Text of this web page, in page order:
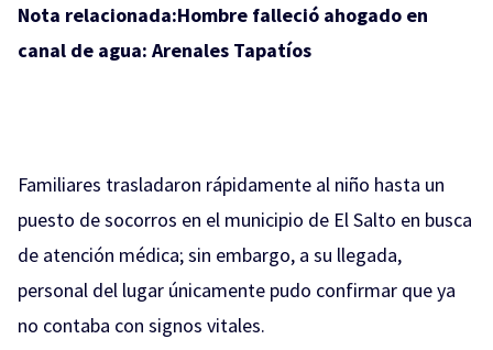
Nota relacionada:Hombre falleció ahogado en
canal de agua: Arenales Tapatíos
Familiares trasladaron rápidamente al niño hasta un
puesto de socorros en el municipio de El Salto en busca
de atención médica; sin embargo, a su llegada,
personal del lugar únicamente pudo confirmar que ya
no contaba con signos vitales.